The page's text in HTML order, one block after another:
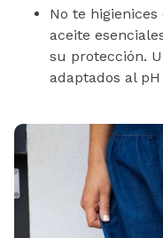
No te
aceite
su protección.
adaptados al